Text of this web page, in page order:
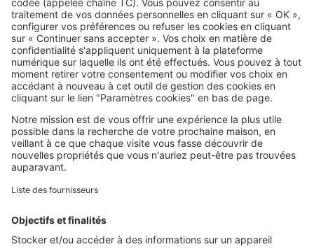
SeLoger c'est aussi
Retrouvez-nous sur ...